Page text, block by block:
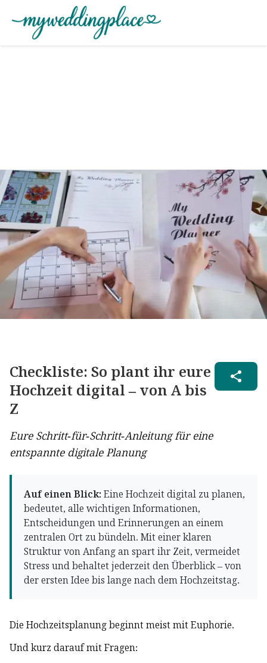
Checkliste: So plant ihr eure
Hochzeit digital – von A bis
Z
Eure Schritt-für-Schritt-Anleitung für eine
entspannte digitale Planung
Auf einen Blick: Eine Hochzeit digital zu planen,
bedeutet, alle wichtigen Informationen,
Entscheidungen und Erinnerungen an einem
zentralen Ort zu bündeln. Mit einer klaren
Struktur von Anfang an spart ihr Zeit, vermeidet
Stress und behaltet jederzeit den Überblick – von
der ersten Idee bis lange nach dem Hochzeitstag.
Die Hochzeitsplanung beginnt meist mit Euphorie.
Und kurz darauf mit Fragen: